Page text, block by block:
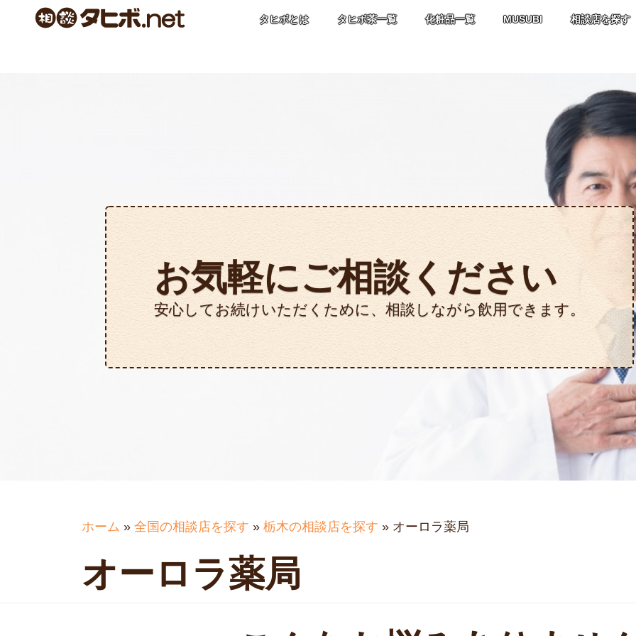
タヒボとは タヒボ茶一覧 化粧品一覧 MUSUBI 相談店を探す
お気軽にご相談ください
安心してお続けいただくために、相談しながら飲用できます。
ホーム » 全国の相談店を探す » 栃木の相談店を探す » オーロラ薬局
オーロラ薬局